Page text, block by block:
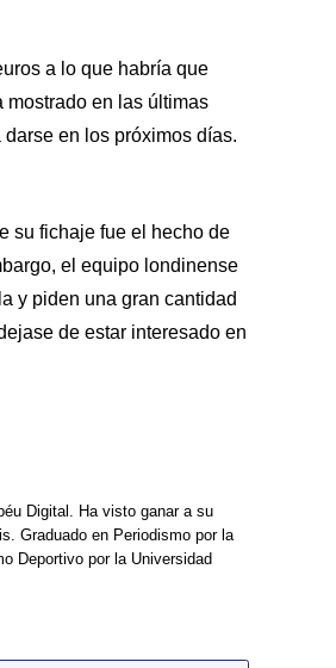
a lo que habría que
mostrado en las últimas
en los próximos días.
su fichaje fue el hecho de
el equipo londinense
y piden una gran cantidad
de estar interesado en
Digital. Ha visto ganar a su
Graduado en Periodismo por la
Deportivo por la Universidad